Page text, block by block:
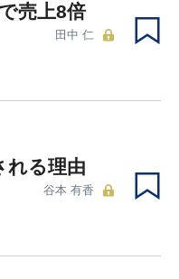
売上8倍
田中 仁
れる理由
谷本 有香